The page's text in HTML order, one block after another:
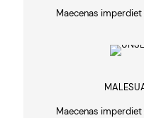
Maecenas
Maecenas